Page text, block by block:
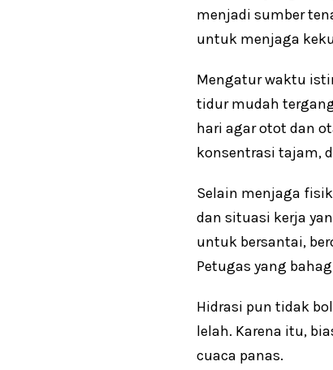
menjadi sumber
untuk menjaga
Mengatur waktu
tidur mudah
hari agar otot dan
konsentrasi tajam,
Selain menjaga
dan situasi kerja
untuk bersantai,
Petugas yang
Hidrasi pun tidak
lelah. Karena itu,
cuaca panas.